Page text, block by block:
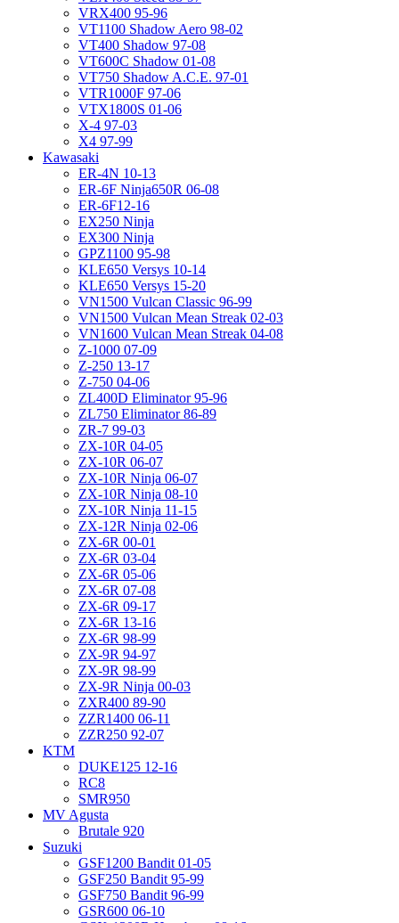
VRX400 95-96
VT1100 Shadow Aero 98-02
VT400 Shadow 97-08
VT600C Shadow 01-08
VT750 Shadow A.C.E. 97-01
VTR1000F 97-06
VTX1800S 01-06
X-4 97-03
X4 97-99
Kawasaki
ER-4N 10-13
ER-6F Ninja650R 06-08
ER-6F12-16
EX250 Ninja
EX300 Ninja
GPZ1100 95-98
KLE650 Versys 10-14
KLE650 Versys 15-20
VN1500 Vulcan Classic 96-99
VN1500 Vulcan Mean Streak 02-03
VN1600 Vulcan Mean Streak 04-08
Z-1000 07-09
Z-250 13-17
Z-750 04-06
ZL400D Eliminator 95-96
ZL750 Eliminator 86-89
ZR-7 99-03
ZX-10R 04-05
ZX-10R 06-07
ZX-10R Ninja 06-07
ZX-10R Ninja 08-10
ZX-10R Ninja 11-15
ZX-12R Ninja 02-06
ZX-6R 00-01
ZX-6R 03-04
ZX-6R 05-06
ZX-6R 07-08
ZX-6R 09-17
ZX-6R 13-16
ZX-6R 98-99
ZX-9R 94-97
ZX-9R 98-99
ZX-9R Ninja 00-03
ZXR400 89-90
ZZR1400 06-11
ZZR250 92-07
KTM
DUKE125 12-16
RC8
SMR950
MV Agusta
Brutale 920
Suzuki
GSF1200 Bandit 01-05
GSF250 Bandit 95-99
GSF750 Bandit 96-99
GSR600 06-10